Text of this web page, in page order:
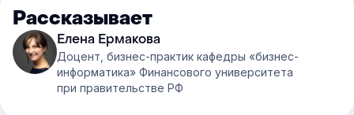
Рассказывает
Елена Ермакова
Доцент, бизнес-практик кафедры «бизнес-
информатика» Финансового университета
при правительстве РФ